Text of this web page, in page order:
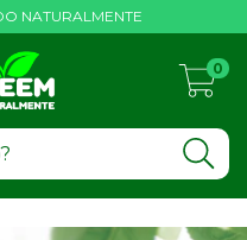
NATURALMENTE
0